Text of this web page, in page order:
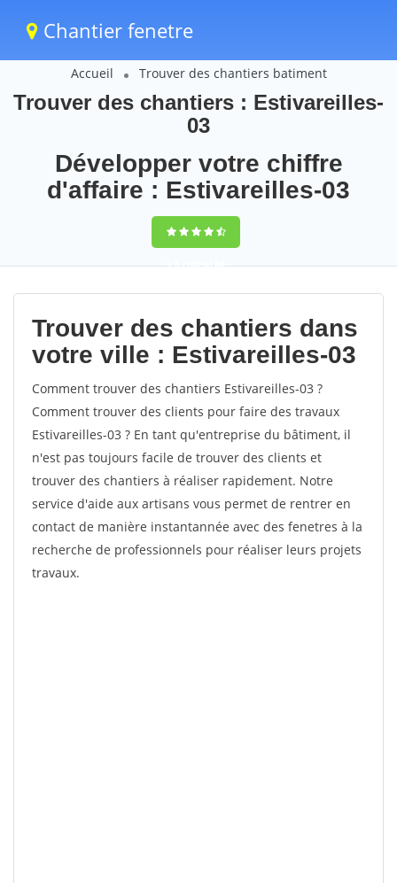
Chantier fenetre
Accueil Trouver des chantiers batiment
Trouver des chantiers : Estivareilles-
03
Développer votre chiffre
d'affaire : Estivareilles-03
9,5(100%)66
votes
Trouver des chantiers dans
votre ville : Estivareilles-03
Comment trouver des chantiers Estivareilles-03 ?
Comment trouver des clients pour faire des travaux
Estivareilles-03 ? En tant qu'entreprise du bâtiment, il
n'est pas toujours facile de trouver des clients et
trouver des chantiers à réaliser rapidement. Notre
service d'aide aux artisans vous permet de rentrer en
contact de manière instantannée avec des fenetres à la
recherche de professionnels pour réaliser leurs projets
travaux.